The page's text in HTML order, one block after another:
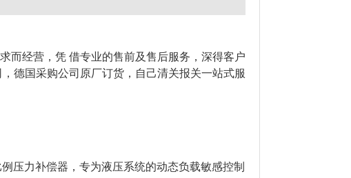
而经营，凭 借专业的售前及售后服务，深得客户
德国采购公司原厂订货，自己清关报关一站式服
压力补偿器，专为液压系统的动态负载敏感控制